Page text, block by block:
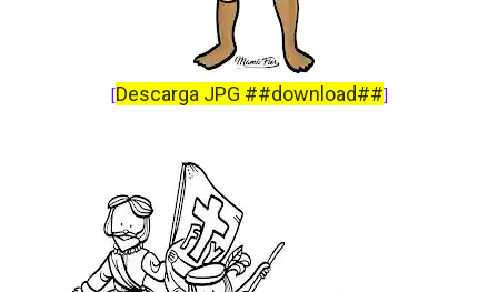
[Descarga JPG ##download##]